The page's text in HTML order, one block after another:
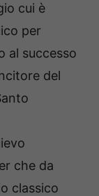
cui è
per
al successo
del
che da
classico